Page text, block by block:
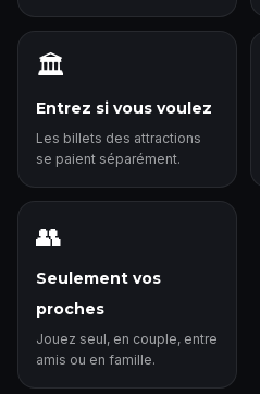
🏛️
Entrez si vous voulez
Les billets des attractions
se paient séparément.
👥
Seulement vos
proches
Jouez seul, en couple, entre
amis ou en famille.